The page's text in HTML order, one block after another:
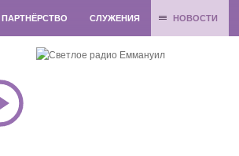
ПАРТНЁРСТВО СЛУЖЕНИЯ НОВОСТИ